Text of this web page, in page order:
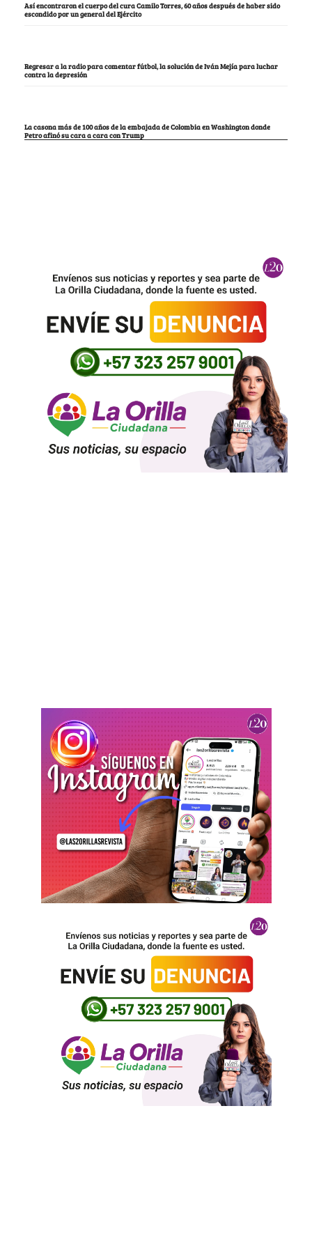
Así encontraron el cuerpo del cura Camilo Torres, 60 años después de haber sido
escondido por un general del Ejército
Regresar a la radio para comentar fútbol, la solución de Iván Mejía para luchar
contra la depresión
La casona más de 100 años de la embajada de Colombia en Washington donde
Petro afinó su cara a cara con Trump